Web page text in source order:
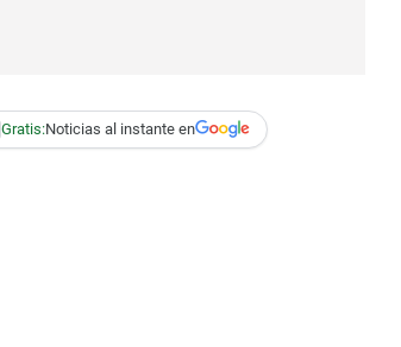
Gratis:Noticias al instante en